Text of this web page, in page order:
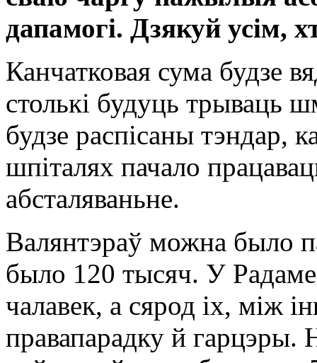
дапамогі. Дзякуй усім,
Канчатковая сума будзе
столькі будуць трываць
будзе распісаны тэндар,
шпіталях пачало
абсталяваньне.
Валянтэраў можна было
было 120 тысяч. У Радаме
чалавек, а сярод іх, між
правапарадку й